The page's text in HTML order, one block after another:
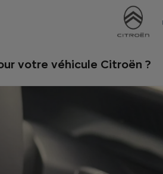
votre véhicule Citroën ?